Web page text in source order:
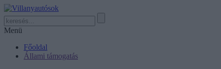
Menü
Főoldal
Állami támogatás